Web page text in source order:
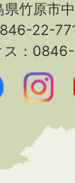
竹原市
22-
ス：